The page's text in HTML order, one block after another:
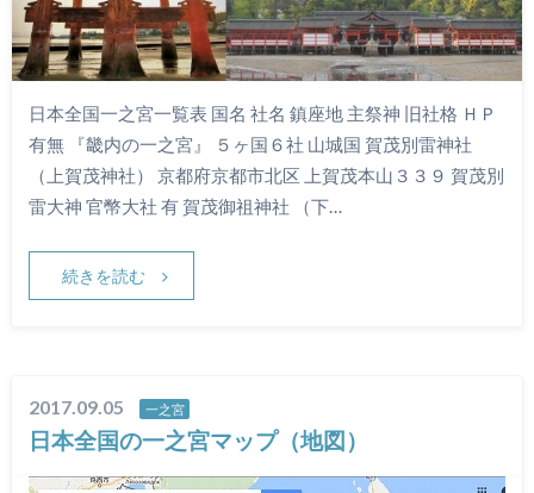
日本全国一之宮一覧表 国名 社名 鎮座地 主祭神 旧社格 ＨＰ
有無 『畿内の一之宮』 ５ヶ国６社 山城国 賀茂別雷神社
（上賀茂神社） 京都府京都市北区 上賀茂本山３３９ 賀茂別
雷大神 官幣大社 有 賀茂御祖神社 （下…
続きを読む
2017.09.05 一之宮
日本全国の一之宮マップ（地図）